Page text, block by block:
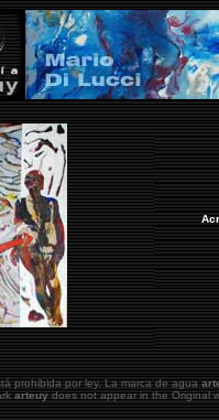
prohibida por ley. La marca de agua
arteuydoes not appear in the Original